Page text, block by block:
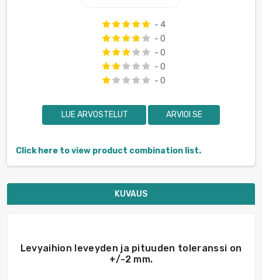
- 4
- 0
- 0
- 0
- 0
LUE ARVOSTELUT ARVIOI SE
Click here to view product combination list.
KUVAUS
Levyaihion leveyden ja pituuden toleranssi on
+/-2 mm.